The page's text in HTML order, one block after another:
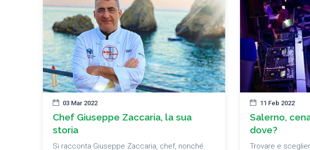
03 Mar 2022
Chef Giuseppe Zaccaria, la sua
storia
Si racconta Giuseppe Zaccaria, chef, nonché
11 Feb 2022
Salerno,
dove?
Trovare e